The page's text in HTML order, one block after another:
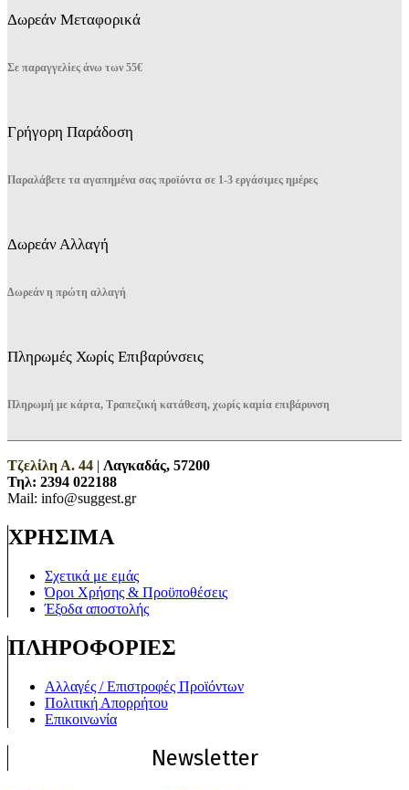
Δωρεάν Μεταφορικά
Σε παραγγελίες άνω των 55€
Γρήγορη Παράδοση
Παραλάβετε τα αγαπημένα σας προϊόντα σε 1-3 εργάσιμες ημέρες
Δωρεάν Αλλαγή
Δωρεάν η πρώτη αλλαγή
Πληρωμές Χωρίς Επιβαρύνσεις
Πληρωμή με κάρτα, Τραπεζική κατάθεση, χωρίς καμία επιβάρυνση
Τζελίλη Α. 44 | Λαγκαδάς, 57200
Τηλ: 2394 022188
Mail: info@suggest.gr
ΧΡΗΣΙΜΑ
Σχετικά με εμάς
Όροι Χρήσης & Προϋποθέσεις
Έξοδα αποστολής
ΠΛΗΡΟΦΟΡΙΕΣ
Αλλαγές / Επιστροφές Προϊόντων
Πολιτική Απορρήτου
Επικοινωνία
Newsletter